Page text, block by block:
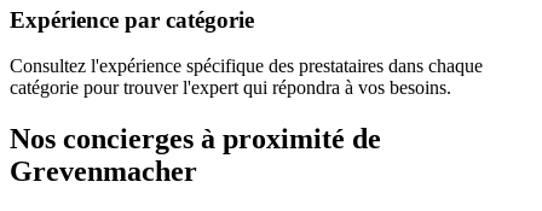
Expérience par catégorie
Consultez l'expérience spécifique des prestataires dans chaque
catégorie pour trouver l'expert qui répondra à vos besoins.
Nos concierges à proximité de
Grevenmacher